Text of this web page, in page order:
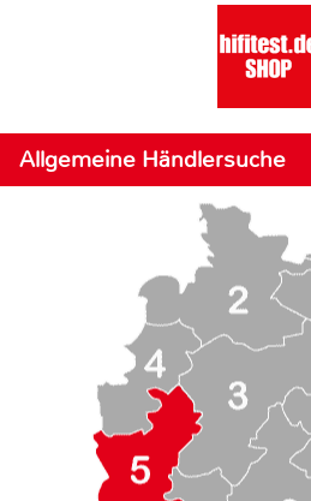
Allgemeine Händlersuche